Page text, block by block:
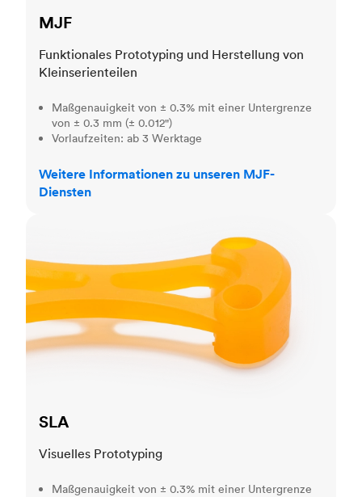
MJF
Funktionales Prototyping und Herstellung von
Kleinserienteilen
Maßgenauigkeit von ± 0.3% mit einer Untergrenze
von ± 0.3 mm (± 0.012")
Vorlaufzeiten: ab 3 Werktage
Weitere Informationen zu unseren MJF-
Diensten
SLA
Visuelles Prototyping
Maßgenauigkeit von ± 0.3% mit einer Untergrenze